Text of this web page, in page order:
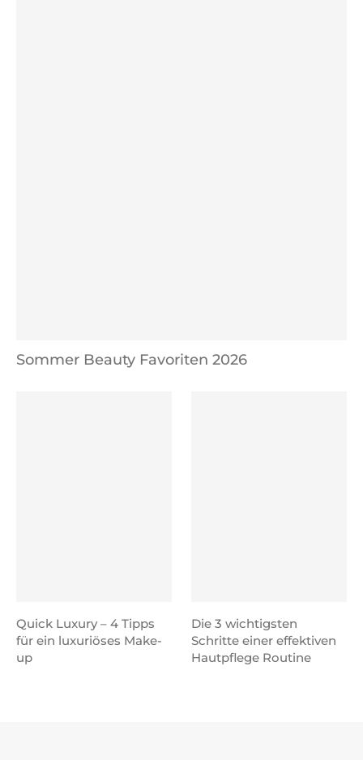
Sommer Beauty Favoriten 2026
Quick Luxury – 4 Tipps
für ein luxuriöses Make-
up
Die 3 wichtigsten
Schritte einer effektiven
Hautpflege Routine